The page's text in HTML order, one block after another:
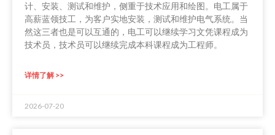
计、安装、测试和维护，侧重于技术应用和绘图。电工属于
高薪蓝领技工，为客户实地安装，测试和维护电气系统。当
然这三者也是可以互通的，电工可以继续学习文凭课程成为
技术员，技术员可以继续完成本科课程成为工程师。
详情了解 >>
2026-07-20